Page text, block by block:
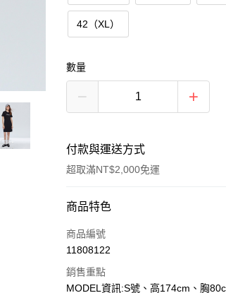
42（XL）
數量
付款與運送方式
超取滿NT$2,000免運
付款方式
信用卡一次付款
LINE Pay
商品特色
商品編號
11808122
銷售重點
MODEL資訊:S號、高174cm、胸